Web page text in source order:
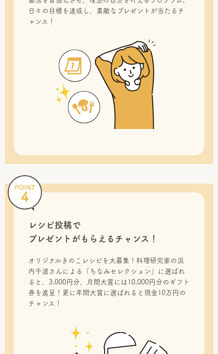
日々の目標を達成し、素敵なプレゼントが当たるチ
ャンス！
レシピ投稿で
プレゼントがもらえるチャンス！
オリジナルきのこレシピを大募集！料理研究家の浜
内千波さんによる「ちなみセレクション」に選ばれ
ると、3,000円分、月間大賞には10,000円分のギフト
券を進呈！更に年間大賞に選ばれると現金10万円の
チャンス！